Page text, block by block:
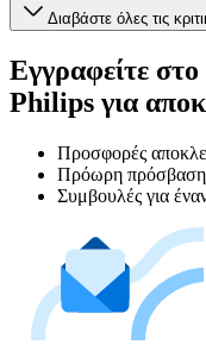
Διαβάστε όλες τις
Εγγραφείτε
Philips για
Προσφορές
Πρόωρη πρόσβαση
Συμβουλές για